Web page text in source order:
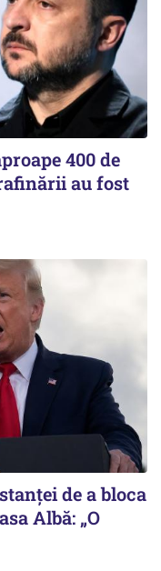
400 de
au fost
de a bloca
Albă: „O